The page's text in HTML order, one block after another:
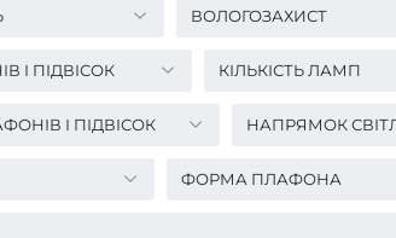
ВОЛОГОЗАХИСТ
І ПІДВІСОК КІЛЬКІСТЬ ЛАМП
І ПІДВІСОК НАПРЯМОК
ФОРМА ПЛАФОНА